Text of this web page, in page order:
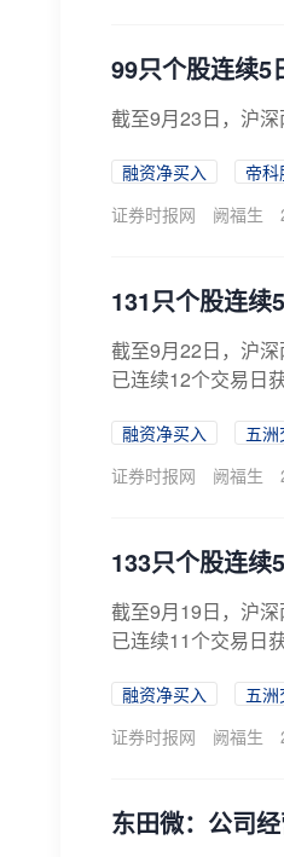
99只个股连续5
截至9月23日，沪
融资净买入 帝
证券时报网
阙福生
131只个股连续
截至9月22日，沪
已连续12个交易日
融资净买入 五洲
证券时报网
阙福生
133只个股连续
截至9月19日，沪
已连续11个交易日
融资净买入 五洲
证券时报网
阙福生
东田微：公司